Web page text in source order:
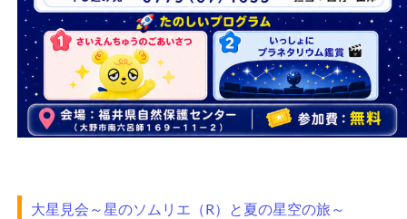
大星見会～星のソムリエ（R）と夏の星空の旅～